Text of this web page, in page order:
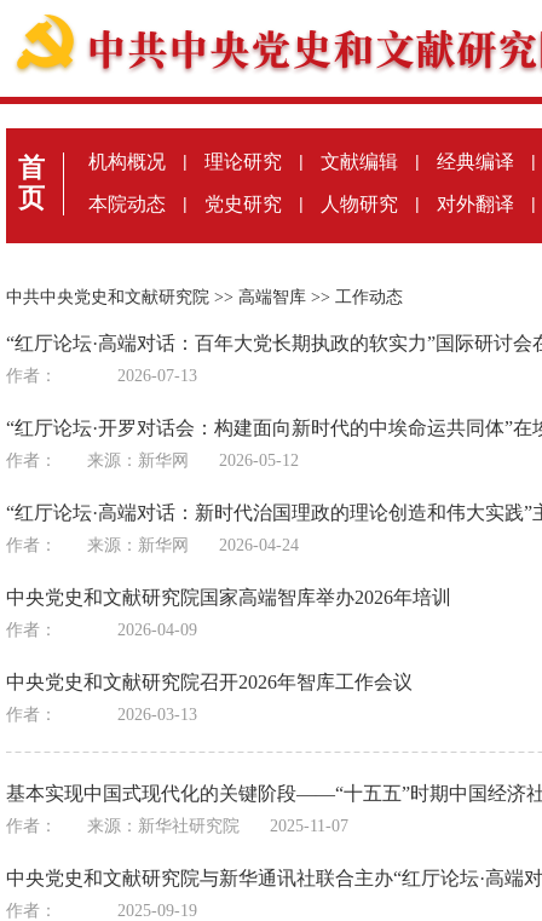
首
页
机构概况 | 理论研究 | 文献编辑 | 经典编译 |
本院动态 | 党史研究 | 人物研究 | 对外翻译 |
中共中央党史和文献研究院 >> 高端智库 >> 工作动态
“红厅论坛·高端对话：百年大党长期执政的软实力”国际研讨会
作者： 2026-07-13
“红厅论坛·开罗对话会：构建面向新时代的中埃命运共同体”在
作者： 来源： 新华网 2026-05-12
“红厅论坛·高端对话：新时代治国理政的理论创造和伟大实践
作者： 来源： 新华网 2026-04-24
中央党史和文献研究院国家高端智库举办2026年培训
作者： 2026-04-09
中央党史和文献研究院召开2026年智库工作会议
作者： 2026-03-13
基本实现中国式现代化的关键阶段——“十五五”时期中国经济
作者： 来源： 新华社研究院 2025-11-07
中央党史和文献研究院与新华通讯社联合主办“红厅论坛·高端
作者： 2025-09-19